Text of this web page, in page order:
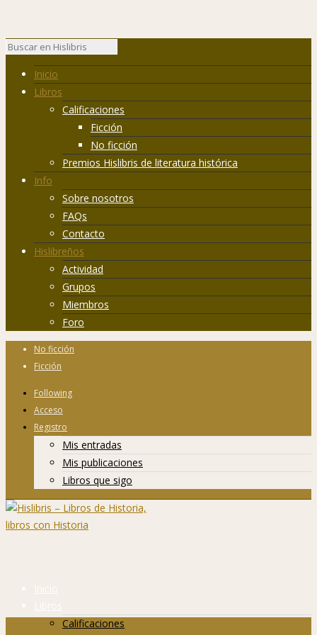
Inicio
Libros
Calificaciones
Ficción
No ficción
Premios Hislibris de literatura histórica
Info
Sobre nosotros
FAQs
Contacto
Hislibreños
Actividad
Grupos
Miembros
Foro
No ficción
Ficción
Following
Acceso
Registro
Mis entradas
Mis publicaciones
Libros que sigo
Inicio
Libros
Calificaciones